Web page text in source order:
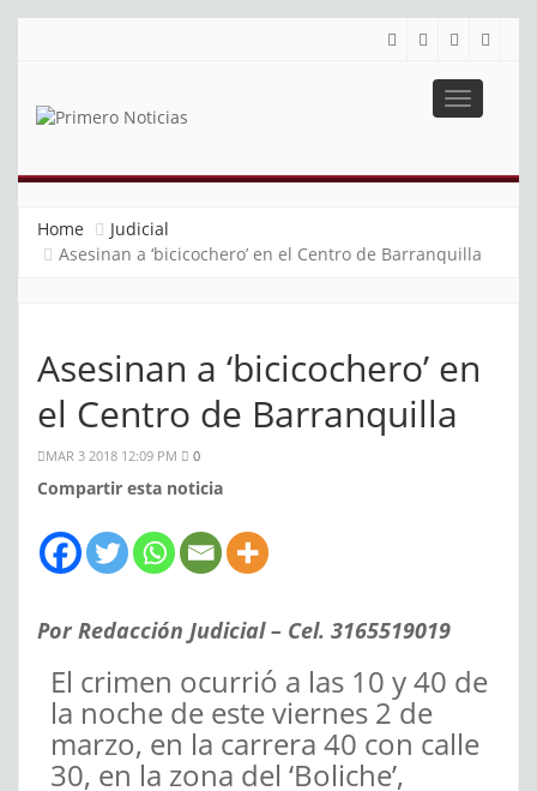
Toggle
Home
Judicial
Asesinan a ‘bicicochero’ en el Centro de Barranquilla
Asesinan a ‘bicicochero’ en
el Centro de Barranquilla
MAR 3 2018 12:09 PM 0
Compartir esta noticia
Por Redacción Judicial – Cel. 3165519019
El crimen ocurrió a las 10 y 40 de
la noche de este viernes 2 de
marzo, en la carrera 40 con calle
30, en la zona del ‘Boliche’,